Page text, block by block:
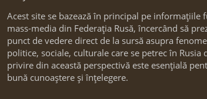
Acest site se bazează în principal pe informațiile
mass-media din Federația Rusă, încercând să
punct de vedere direct de la sursă asupra
politice, sociale, culturale care se petrec în Rusia
privire din această perspectivă este esențială
bună cunoaștere și înțelegere.